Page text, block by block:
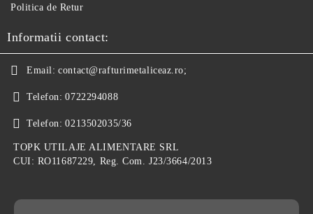
Politica de Retur
Informatii contact:
Email: contact@rafturimetaliceaz.ro;
Telefon: 0722294088
Telefon: 0213502035/36
TOPK UTILAJE ALIMENTARE SRL
CUI: RO11687229, Reg. Com. J23/3664/2013